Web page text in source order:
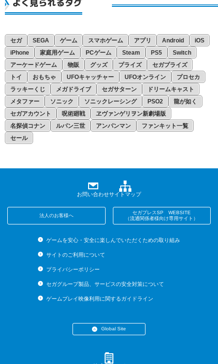
よく見られるタグ
セガ SEGA ゲーム スマホゲーム アプリ Android
iOS
iPhone
家庭用ゲーム PCゲーム Steam PS5
Switch
アーケードゲーム
物販 グッズ プライズ
セガプライズ
トイ
おもちゃ UFOキャッチャー UFOオンライン
プロセカ
ラッキーくじ
メガドライブ セガサターン
ドリームキャスト
メタファー
ソニック ソニックレーシング PSO2
龍が如く
セガアカウント
呪術廻戦
ヱヴァンゲリヲン新劇場版
名探偵コナン
ルパン三世 アンパンマン
ファンキット一覧
セール
お問い合わせサイトマップ
法人のお客様へ
セガプレスSP WEBSITE
（流通関係者様向け専用サイト）
ゲームを安心・安全に楽しんでいただくための取り組み
サイトのご利用について
プライバシーポリシー
セガグループ製品、サービスの安全対策について
ゲームプレイ映像利用に関するガイドライン
Global Site
・English (US)
・English (AU)